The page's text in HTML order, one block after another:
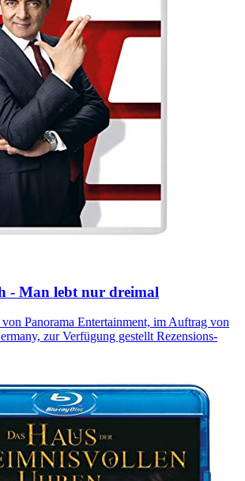
- Man lebt nur dreimal
Panorama Entertainment, im Auftrag von
zur Verfügung gestellt Rezensions-